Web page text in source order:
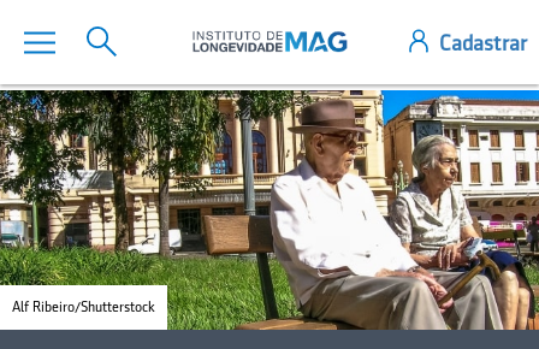
Alf Ribeiro/Shutterstock